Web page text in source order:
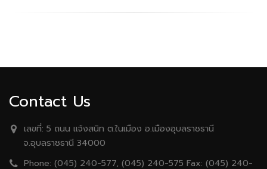
Contact Us
เลขที่: 5 ถนน เเจ้งสนิท ต.ในเมือง อ.เมืองอุบลราชธานี
จ.อุบลราชธานี 34000
Phone: (045) 240-577, (045) 240-575 Fax: (045) 240-